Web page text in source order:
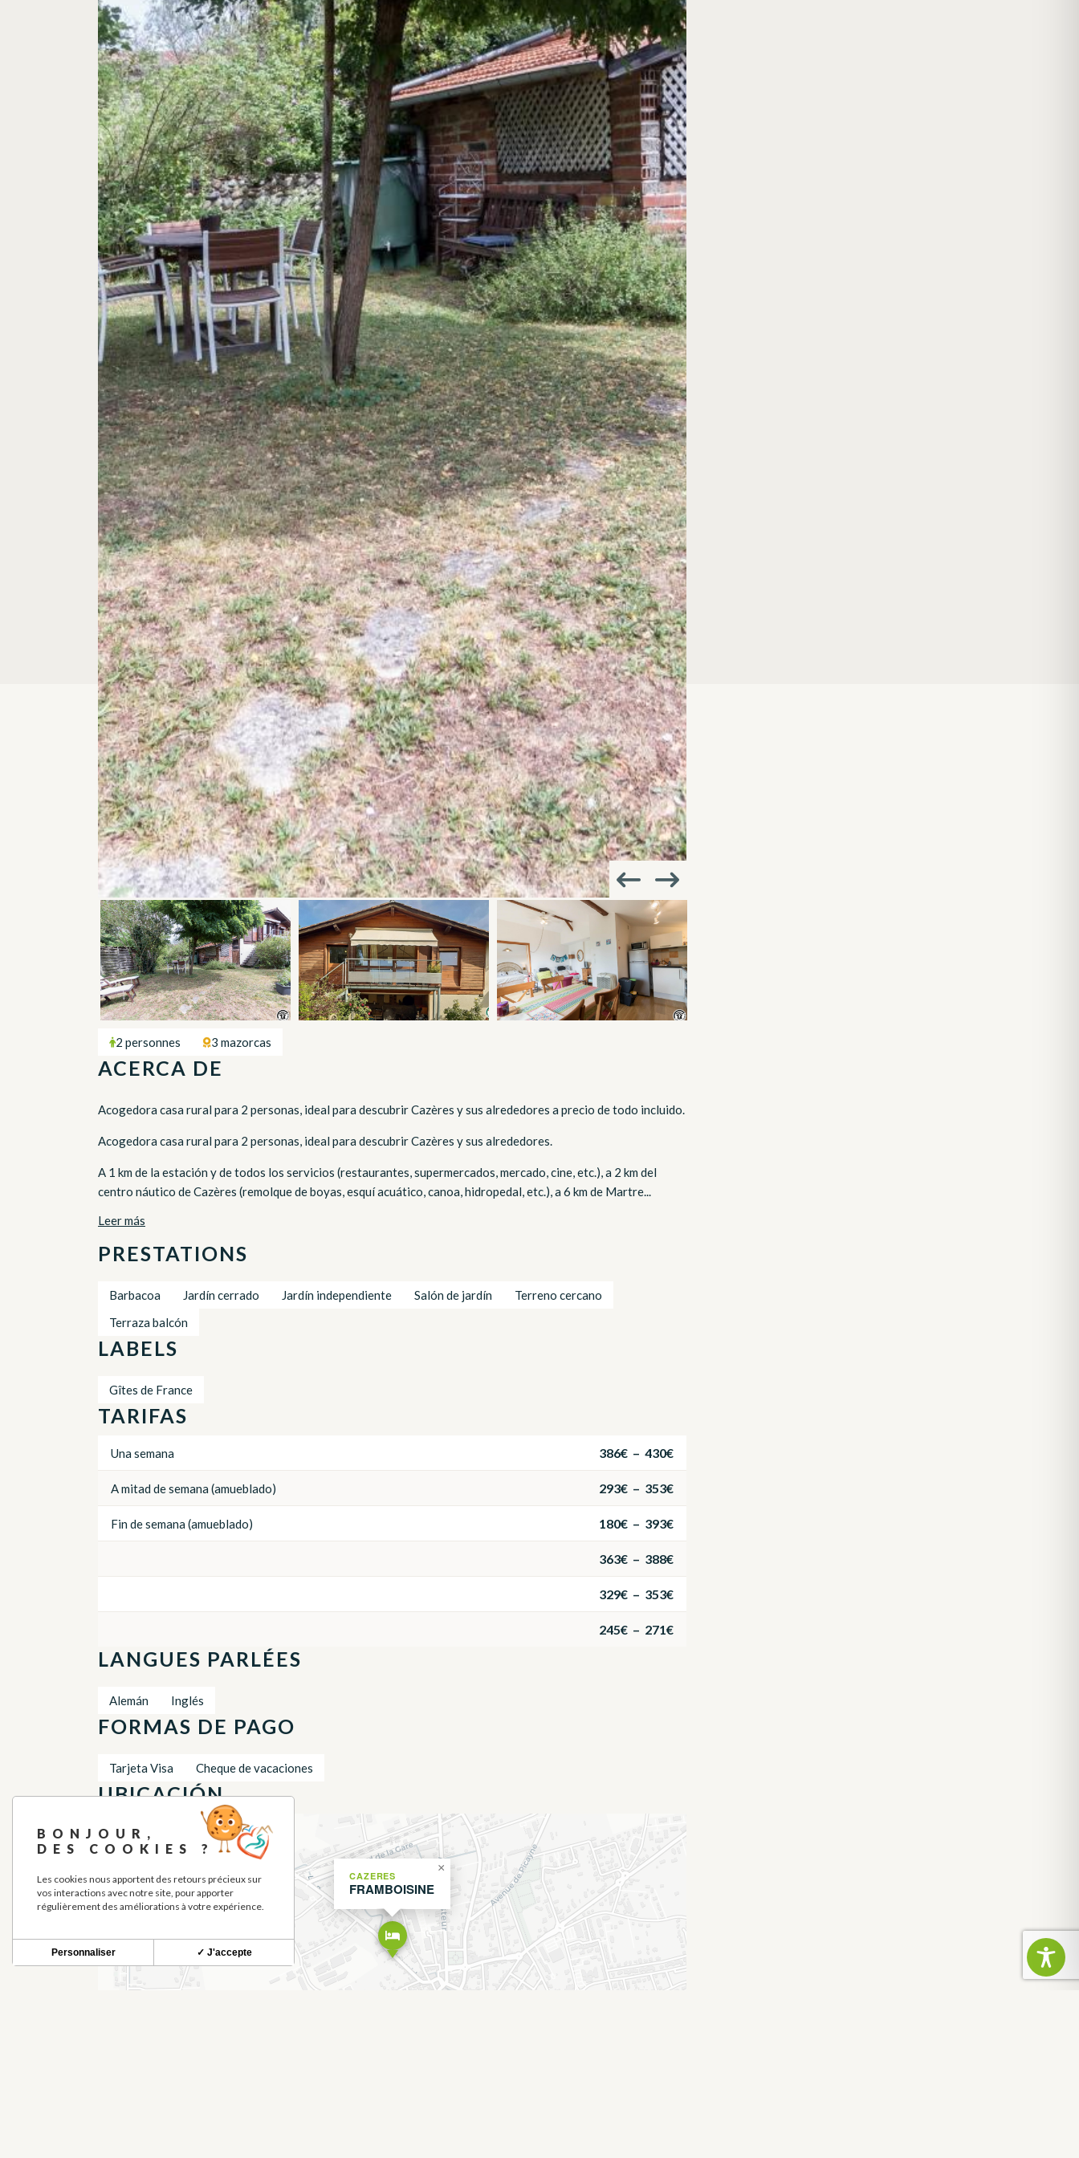
2 personnes 3 mazorcas
ACERCA DE
Acogedora casa rural para 2 personas, ideal para descubrir Cazères y sus alrededores a precio de todo incluido.
Acogedora casa rural para 2 personas, ideal para descubrir Cazères y sus alrededores.
A 1 km de la estación y de todos los servicios (restaurantes, supermercados, mercado, cine, etc.), a 2 km del
centro náutico de Cazères (remolque de boyas, esquí acuático, canoa, hidropedal, etc.), a 6 km de Martre...
Leer más
PRESTATIONS
Barbacoa Jardín cerrado Jardín independiente Salón de jardín
Terreno cercano
Terraza balcón
LABELS
Gîtes de France
TARIFAS
Una semana 386€ – 430€
A mitad de semana (amueblado) 293€ – 353€
Fin de semana (amueblado) 180€ – 393€
363€ – 388€
329€ – 353€
245€ – 271€
LANGUES PARLÉES
Alemán Inglés
FORMAS DE PAGO
Tarjeta Visa Cheque de vacaciones
UBICACIÓN
CAZERES
FRAMBOISINE
×
+
−
BONJOUR,
DES COOKIES ?
Les cookies nous apportent des retours précieux sur
vos interactions avec notre site, pour apporter
régulièrement des améliorations à votre expérience.
✓ J'accepte
Personnaliser